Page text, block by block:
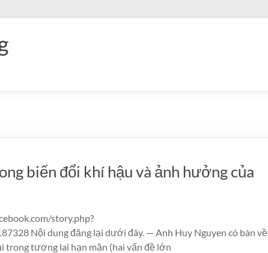
biến đổi khí hậu và ảnh hưởng của
story.php?
Nội dung đăng lại dưới đây. — Anh Huy Nguyen có bàn về
trong tương lai hạn mặn (hai vấn đề lớn